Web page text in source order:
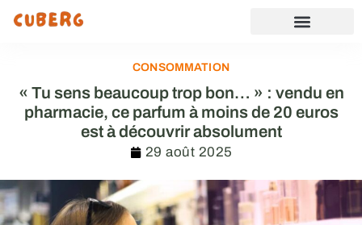
CONSOMMATION
« Tu sens beaucoup trop bon… » : vendu en
pharmacie, ce parfum à moins de 20 euros
est à découvrir absolument
29 août 2025